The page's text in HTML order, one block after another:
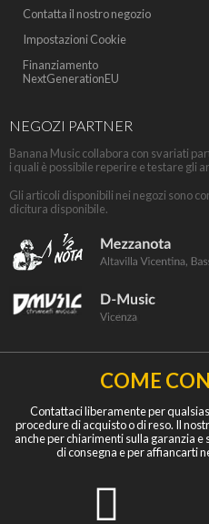
Contatta il nostro negozio
Impostazioni Cookie
Finanziamento
NextGenerationEU
NEGOZI PARTNER
Banana Music collabora con svariati
i quali è possibile reperire e testare gli
Gli articoli disponibili nei negozi sono
dicitura disponibile.
COME
Contattaci liberamente per
procedure di acquisto o di reso. Il
anche per chiarimenti sulla garanzia
di consegna e per affiancarti